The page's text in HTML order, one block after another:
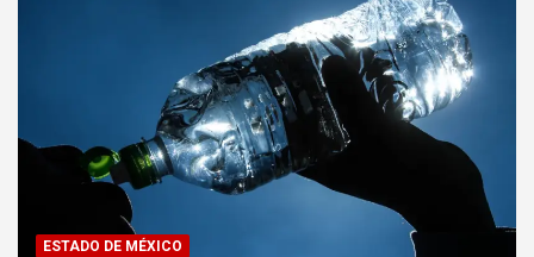
ESTADO DE MÉXICO